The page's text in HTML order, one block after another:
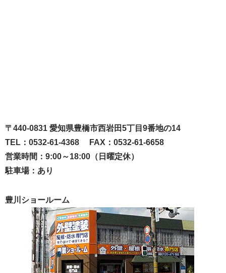
〒440-0831 愛知県豊橋市西岩田5丁目9番地の14
TEL：0532-61-4368 FAX：0532-61-6658
営業時間：9:00～18:00（日曜定休）
駐車場：あり
豊川ショールーム